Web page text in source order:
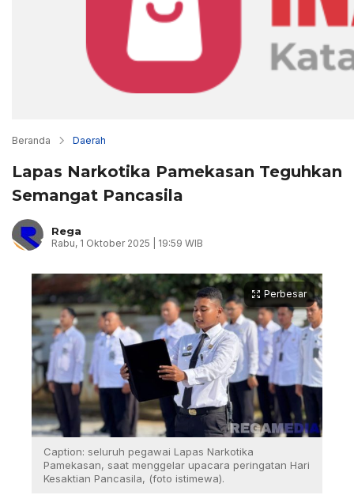
Beranda Daerah
Lapas Narkotika Pamekasan Teguhkan
Semangat Pancasila
Rega
Rabu, 1 Oktober 2025 | 19:59 WIB
Perbesar
Caption: seluruh pegawai Lapas Narkotika
Pamekasan, saat menggelar upacara peringatan Hari
Kesaktian Pancasila, (foto istimewa).